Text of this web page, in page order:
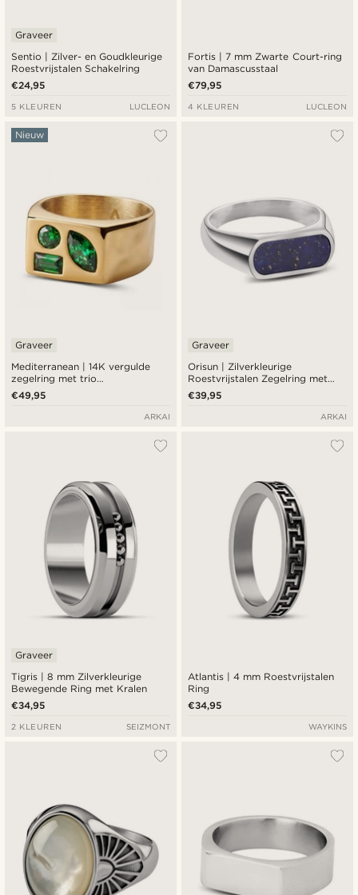
Sentio | Zilver- en Goudkleurige
Roestvrijstalen Schakelring
Graveer
€24,95
5 KLEUREN LUCLEON
Fortis | 7 mm Zwarte Court-ring
van Damascusstaal
€79,95
4 KLEUREN LUCLEON
Mediterranean | 14K vergulde
zegelring met trio
smaragdgroene zirkonia
Nieuw
Graveer
€49,95
ARKAI
Orisun | Zilverkleurige
Roestvrijstalen Zegelring met
Lapis Lazuli
Graveer
€39,95
ARKAI
Tigris | 8 mm Zilverkleurige
Bewegende Ring met Kralen
Graveer
€34,95
2 KLEUREN SEIZMONT
Atlantis | 4 mm Roestvrijstalen
Ring
€34,95
WAYKINS